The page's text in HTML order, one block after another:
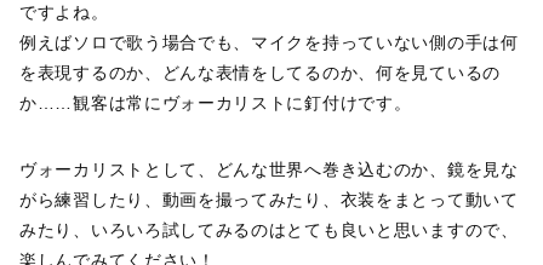
ですよね。
例えばソロで歌う場合でも、マイクを持っていない側の手は何
を表現するのか、どんな表情をしてるのか、何を見ているの
か……観客は常にヴォーカリストに釘付けです。
ヴォーカリストとして、どんな世界へ巻き込むのか、鏡を見な
がら練習したり、動画を撮ってみたり、衣装をまとって動いて
みたり、いろいろ試してみるのはとても良いと思いますので、
楽しんでみてください！